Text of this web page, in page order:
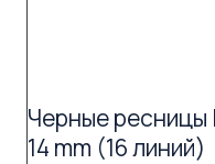
Черные ресницы
14 mm (16 линий)